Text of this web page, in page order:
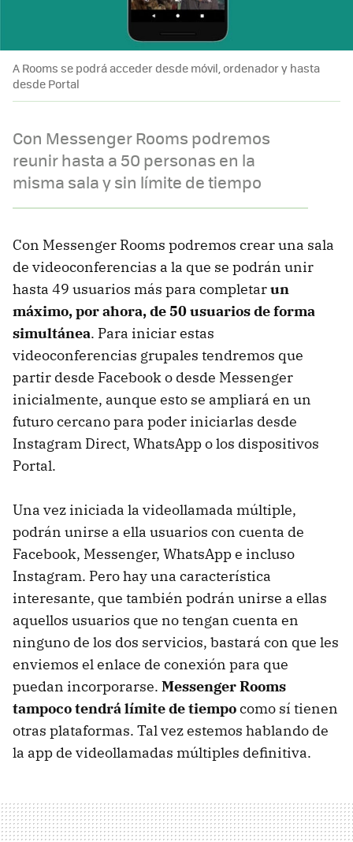
A Rooms se podrá acceder desde móvil, ordenador y hasta
desde Portal
Con Messenger Rooms podremos
reunir hasta a 50 personas en la
misma sala y sin límite de tiempo
Con Messenger Rooms podremos crear una sala
de videoconferencias a la que se podrán unir
hasta 49 usuarios más para completarun
máximo, por ahora, de 50 usuarios de forma
simultánea. Para iniciar estas
videoconferencias grupales tendremos que
partir desde Facebook o desde Messenger
inicialmente, aunque esto se ampliará en un
futuro cercano para poder iniciarlas desde
Instagram Direct, WhatsApp o los dispositivos
Portal.
Una vez iniciada la videollamada múltiple,
podrán unirse a ella usuarios con cuenta de
Facebook, Messenger, WhatsApp e incluso
Instagram. Pero hay una característica
interesante, que también podrán unirse a ellas
aquellos usuarios que no tengan cuenta en
ninguno de los dos servicios, bastará con que les
enviemos el enlace de conexión para que
puedan incorporarse. Messenger Rooms
tampoco tendrá límite de tiempocomo sí tienen
otras plataformas. Tal vez estemos hablando de
la app de videollamadas múltiples definitiva.